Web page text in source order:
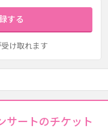
する
け取れます
サートのチケット